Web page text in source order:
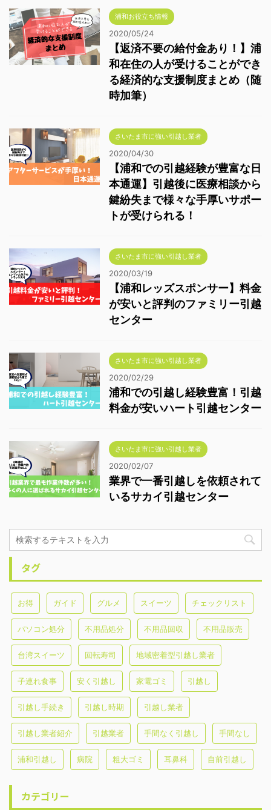
浦和お役立ち情報
2020/05/24
【返済不要の給付金あり！】浦
和在住の人が受けることができ
る経済的な支援制度まとめ（随
時加筆）
さいたま市に強い引越し業者
2020/04/30
【浦和での引越経験が豊富な日
本通運】引越後に医療相談から
鍵紛失まで様々な手厚いサポー
トが受けられる！
さいたま市に強い引越し業者
2020/03/19
【浦和レッズスポンサー】料金
が安いと評判のファミリー引越
センター
さいたま市に強い引越し業者
2020/02/29
浦和での引越し経験豊富！引越
料金が安いハート引越センター
さいたま市に強い引越し業者
2020/02/07
業界で一番引越しを依頼されて
いるサカイ引越センター
タグ
お得 ガイド グルメ スイーツ チェックリスト
パソコン処分 不用品処分 不用品回収 不用品販売
台湾スイーツ 回転寿司 地域密着型引越し業者
子連れ食事 安く引越し 家電ゴミ 引越し
引越し手続き 引越し時期 引越し業者
引越し業者紹介 引越業者 手間なく引越し 手間なし
浦和引越し 病院 粗大ゴミ 耳鼻科 自前引越し
カテゴリー